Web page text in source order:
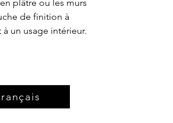
plâtre ou les murs
de finition à
un usage intérieur.